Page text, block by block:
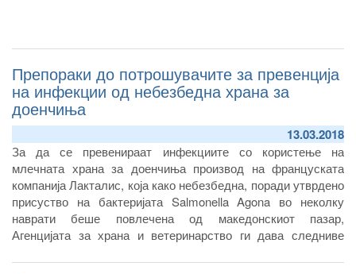
Препораки до потрошувачите за превенција
на инфекции од небезбедна храна за
доенчиња
13.03.2018
За да се превенираат инфекциите со користење на
млечната храна за доенчиња производ на француската
компанија Лакталис, која како небезбедна, поради утврдено
присуство на бактеријата Salmonella Agona во неколку
наврати беше повлечена од македонскиот пазар,
Агенцијата за храна и ветеринарство ги дава следниве